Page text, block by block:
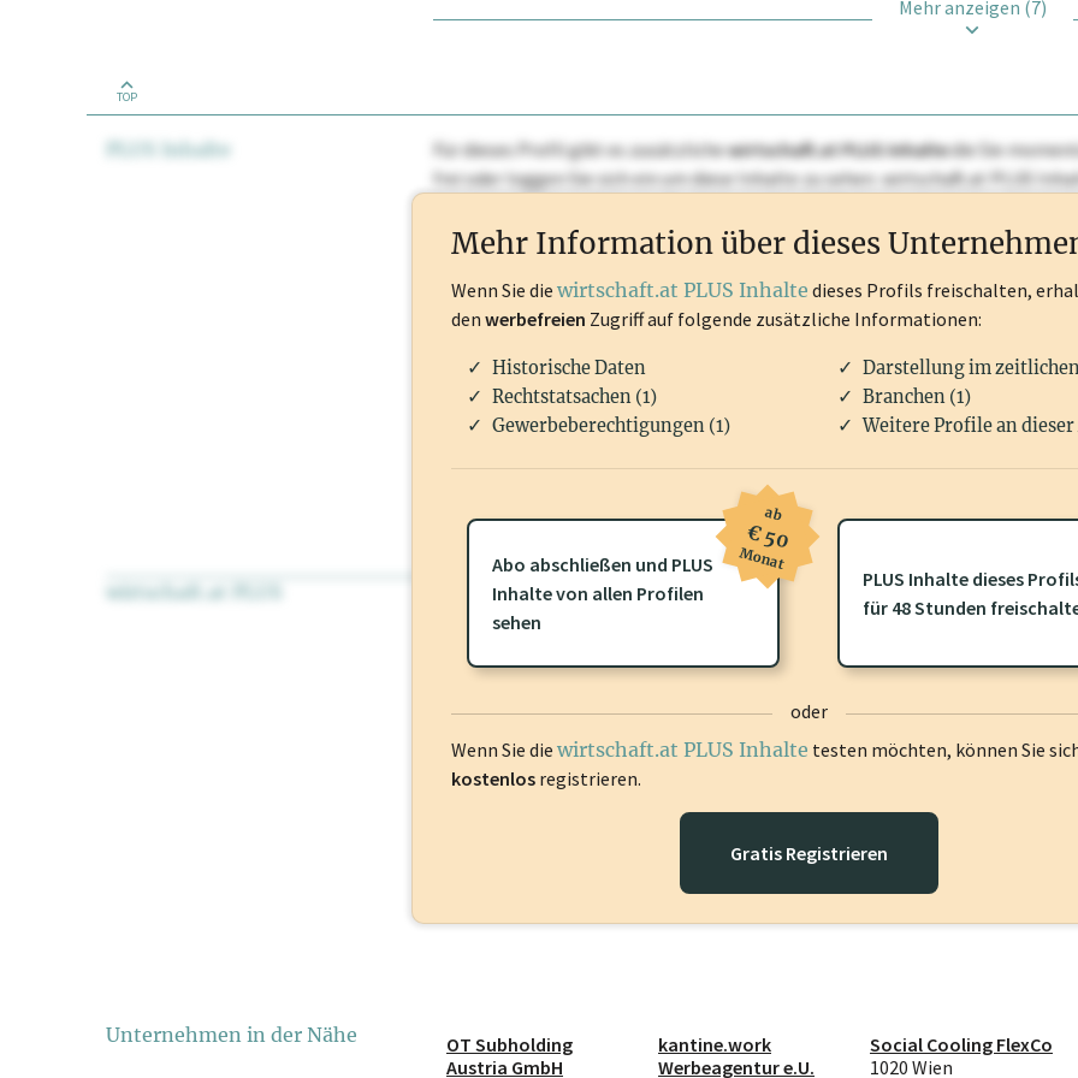
Mehr anzeigen (7)
TOP
PLUS Inhalte Für dieses Profil gibt es zusätzlichewirtschaft.at PLUS Inhaltedie Sie
frei oder loggen Sie sich ein um diese Inhalte zu sehen. wirtschaft.at PLUS
wirtschaft.at PLUS Für dieses Profil gibt es zusätzliche wirtschaft.at PLUS Inhaltedie Sie
frei oder loggen Sie sich ein um diese Inhalte zu sehen.
Mehr Information über dieses
Wenn Sie die wirtschaft.at PLUS Inhalte dieses Profils freischalten,
den werbefreien Zugriff auf folgende zusätzliche Informationen:
Historische Daten
Darstellung im
Rechtstatsachen (1)
Branchen (1)
Gewerbeberechtigungen (1)
Weitere Profile an dieser
Abo abschließen und PLUS
Inhalte von allen Profilen
sehen
ab
€ 50
Monat
PLUS Inhalte dieses
für 48 Stunden
oder
Wenn Sie die wirtschaft.at PLUS Inhalte testen möchten, können Sie
kostenlos registrieren.
Gratis Registrieren
Unternehmen in der Nähe
OT Subholding
Austria GmbH
kantine.work
Werbeagentur e.U.
Social Cooling FlexCo
1020 Wien